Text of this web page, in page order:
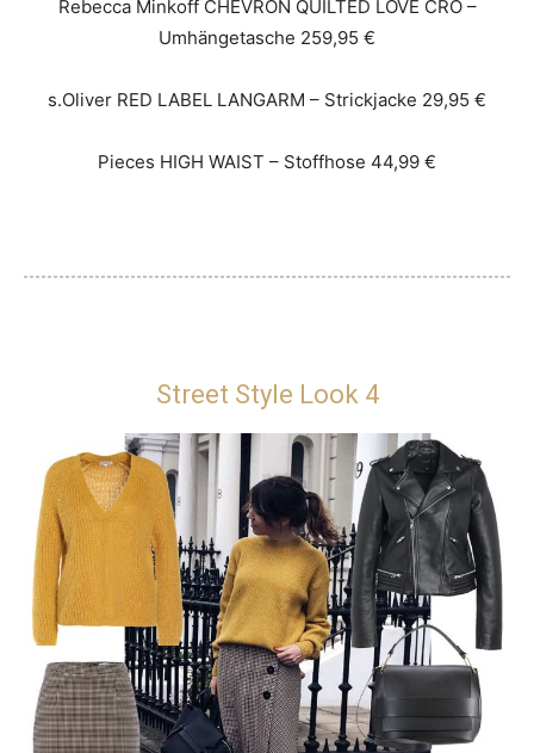
Rebecca Minkoff CHEVRON QUILTED LOVE CRO –
Umhängetasche 259,95 €
s.Oliver RED LABEL LANGARM – Strickjacke 29,95 €
Pieces HIGH WAIST – Stoffhose 44,99 €
Street Style Look 4